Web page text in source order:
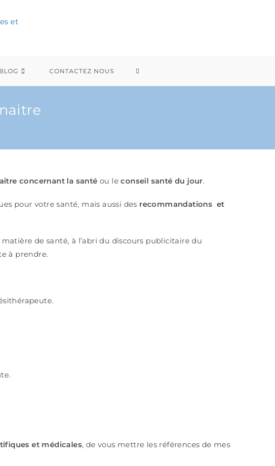
BLOG CONTACTEZ NOUS
concernant la santé ou leconseil santé du jour.
pour votre santé, mais aussi des recommandations et
de santé, à l’abri du discours publicitaire du
à prendre.
et médicales, de vous mettre les références de mes